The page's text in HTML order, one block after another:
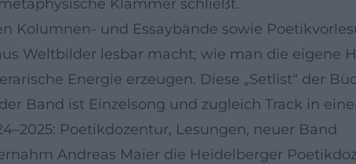
Klammer schließt.
Kolumnen- und Essaybände sowie
Weltbilder lesbar macht; wie man die eigene
Energie erzeugen. Diese „Setlist“ der
Band ist Einzelsong und zugleich Track in
Poetikdozentur, Lesungen, neuer Band
Andreas Maier die Heidelberger